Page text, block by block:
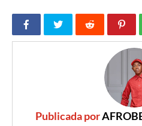
Publicada por